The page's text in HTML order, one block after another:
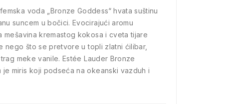
voda „Bronze Goddess“ hvata suštinu
suncem u bočici. Evocirajući aromu
mešavina kremastog kokosa i cveta tijare
nego što se pretvore u topli zlatni ćilibar,
meke vanile. Estée Lauder Bronze
je miris koji podseća na okeanski vazduh i